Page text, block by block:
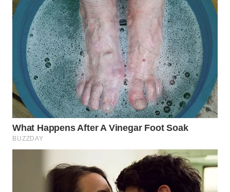
WN
INDRAMAYU
WN
KUNINGAN
WN
MAJALENGKA
WN
SUBANG